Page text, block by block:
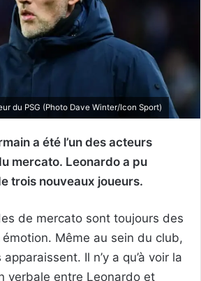
du PSG (Photo Dave Winter/Icon Sport)
a été l’un des acteurs
mercato. Leonardo a pu
trois nouveaux joueurs.
de mercato sont toujours des
Même au sein du club,
Il n’y a qu’à voir la
verbale entre Leonardo et